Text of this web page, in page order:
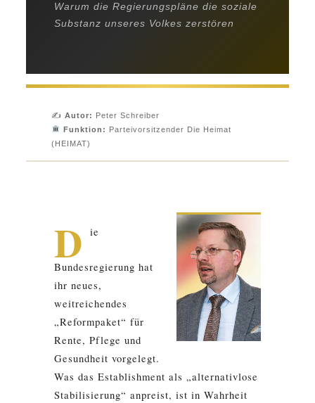
Warum die Regierungspläne die soziale
Substanz unseres Volkes zerstören
✍️ Autor: Peter Schreiber
Funktion: Parteivorsitzender Die Heimat
(HEIMAT)
D ie
Bundesregierung hat
ihr neues,
weitreichendes
„Reformpaket“ für
Rente, Pflege und
Gesundheit vorgelegt.
Was das Establishment als „alternativlose
Stabilisierung“ anpreist, ist in Wahrheit